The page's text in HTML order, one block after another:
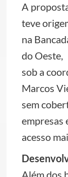
A
teve
na
do Oeste,
sob a
Marcos
sem
empresas
acesso
Além dos